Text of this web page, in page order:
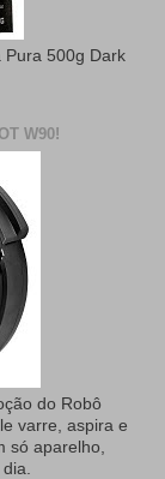
Pura 500g Dark
W90!
do Robô
varre, aspira e
só aparelho,